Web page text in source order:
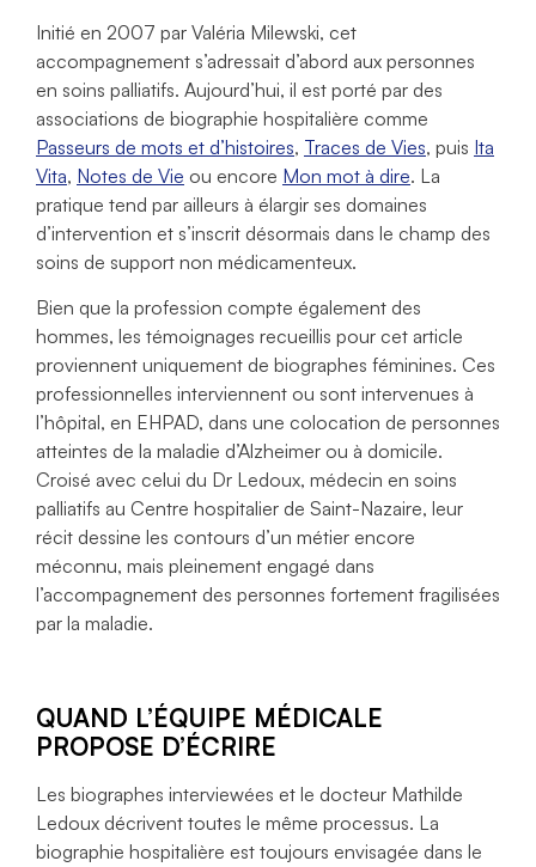
Initié en 2007 par Valéria Milewski, cet
accompagnement s’adressait d’abord aux personnes
en soins palliatifs. Aujourd’hui, il est porté par des
associations de biographie hospitalière comme
Passeurs de mots et d’histoires, Traces de Vies, puis Ita
Vita, Notes de Vie ou encore Mon mot à dire. La
pratique tend par ailleurs à élargir ses domaines
d’intervention et s’inscrit désormais dans le champ des
soins de support non médicamenteux.
Bien que la profession compte également des
hommes, les témoignages recueillis pour cet article
proviennent uniquement de biographes féminines. Ces
professionnelles interviennent ou sont intervenues à
l’hôpital, en EHPAD, dans une colocation de personnes
atteintes de la maladie d’Alzheimer ou à domicile.
Croisé avec celui du Dr Ledoux, médecin en soins
palliatifs au Centre hospitalier de Saint-Nazaire, leur
récit dessine les contours d’un métier encore
méconnu, mais pleinement engagé dans
l’accompagnement des personnes fortement fragilisées
par la maladie.
QUAND L’ÉQUIPE MÉDICALE
PROPOSE D’ÉCRIRE
Les biographes interviewées et le docteur Mathilde
Ledoux décrivent toutes le même processus. La
biographie hospitalière est toujours envisagée dans le